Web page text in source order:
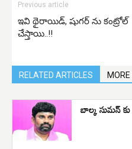
Previous article
ఇవి థైరాయిడ్, షుగర్ ను కంట్రోల్
చేస్తాయి..!!
RELATED ARTICLES
బాల్క సుమన్